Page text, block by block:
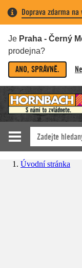
Doprava zdarma
Je Praha - Černý
prodejna?
ANO, SPRÁVNĚ.
Úvodní stránka